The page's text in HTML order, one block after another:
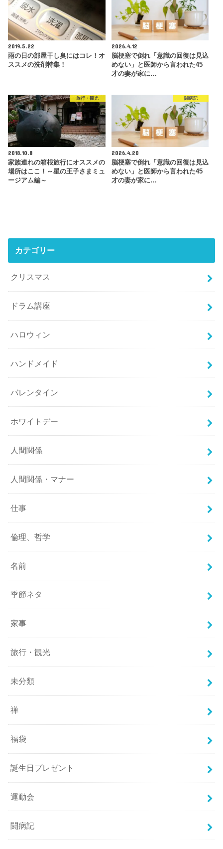
2019.5.22
雨の日の部屋干し臭にはコレ！オ
ススメの洗剤特集！
2026.4.12
脳梗塞で倒れ「意識の回復は見込
めない」と医師から言われた45
才の妻が家に…
旅行・観光
2018.10.8
家族連れの箱根旅行にオススメの
場所はここ！～星の王子さまミュ
ージアム編～
闘病記
2026.4.20
脳梗塞で倒れ「意識の回復は見込
めない」と医師から言われた45
才の妻が家に…
カテゴリー
クリスマス
ドラム講座
ハロウィン
ハンドメイド
バレンタイン
ホワイトデー
人間関係
人間関係・マナー
仕事
倫理、哲学
名前
季節ネタ
家事
旅行・観光
未分類
禅
福袋
誕生日プレゼント
運動会
闘病記